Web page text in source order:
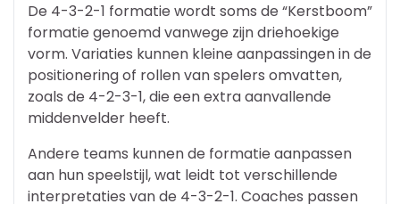
De 4-3-2-1 formatie wordt soms de “Kerstboom”
formatie genoemd vanwege zijn driehoekige
vorm. Variaties kunnen kleine aanpassingen in de
positionering of rollen van spelers omvatten,
zoals de 4-2-3-1, die een extra aanvallende
middenvelder heeft.
Andere teams kunnen de formatie aanpassen
aan hun speelstijl, wat leidt tot verschillende
interpretaties van de 4-3-2-1. Coaches passen